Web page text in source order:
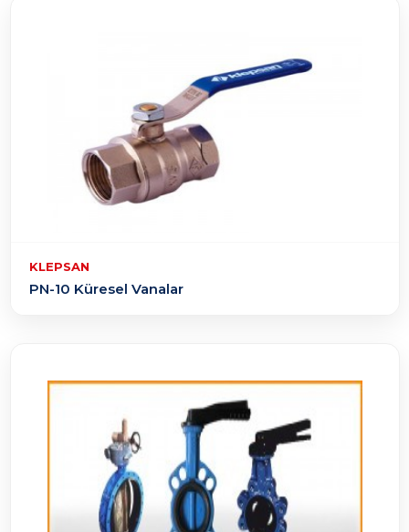
KLEPSAN
PN-10 Küresel Vanalar